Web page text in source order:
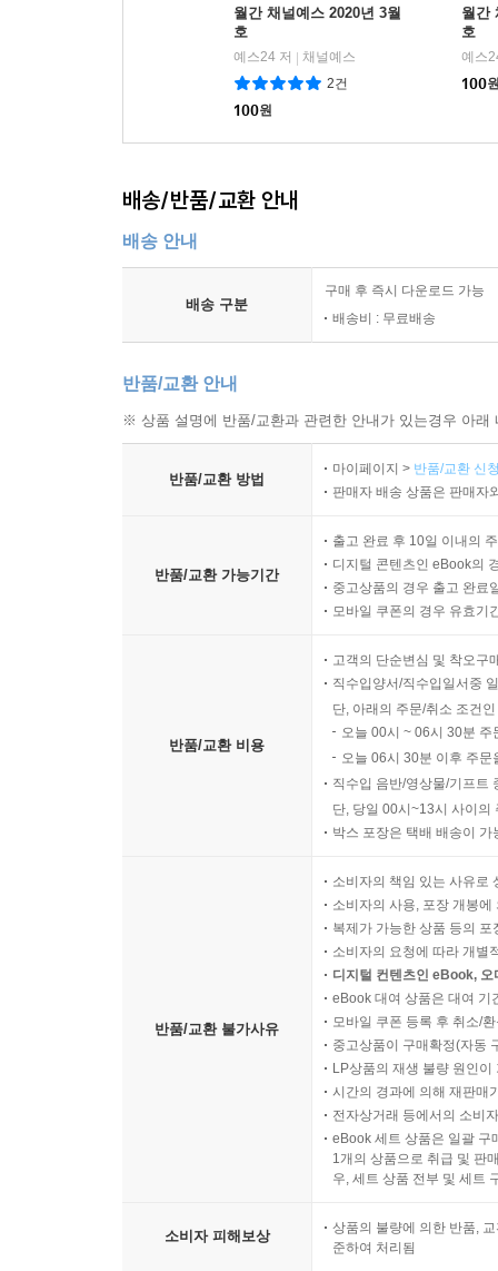
월간 채널예스 2020년 3월
호
예스24 저 | 채널예스
2건
100원
월간
호
예스
100
배송/반품/교환 안내
배송 안내
배송 구분
구매 후 즉시 다운로드 가능
배송비 : 무료배송
반품/교환 안내
※ 상품 설명에 반품/교환과 관련한 안내가 있는경우 아
반품/교환 방법
마이페이지 > 반품/교환 신
판매자 배송 상품은 판매자
반품/교환 가능기간
출고 완료 후 10일 이내의
디지털 콘텐츠인 eBook의
중고상품의 경우 출고 완료
모바일 쿠폰의 경우 유효기
반품/교환 비용
고객의 단순변심 및 착오구
직수입양서/직수입일서중
단, 아래의 주문/취소 조건
오늘 00시 ~ 06시 30분
오늘 06시 30분 이후 주
직수입 음반/영상물/기프트
단, 당일 00시~13시 사이의
박스 포장은 택배 배송이
반품/교환 불가사유
소비자의 책임 있는 사유로
소비자의 사용, 포장 개봉
복제가 가능한 상품 등의
소비자의 요청에 따라 개별
디지털 컨텐츠인 eBook,
eBook 대여 상품은 대여 기
모바일 쿠폰 등록 후 취소/
중고상품이 구매확정(자동
LP상품의 재생 불량 원인
시간의 경과에 의해 재판매
전자상거래 등에서의 소비
eBook 세트 상품은 일괄 구
1개의 상품으로 취급 및 판
우, 세트 상품 전부 및 세트
소비자 피해보상
상품의 불량에 의한 반품,
준하여 처리됨